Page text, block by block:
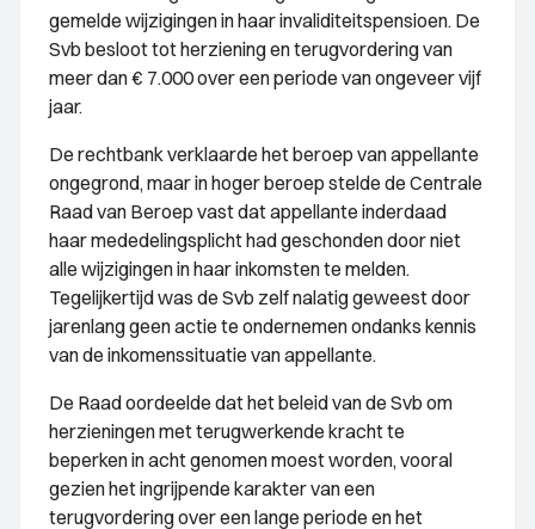
gemelde wijzigingen in haar invaliditeitspensioen. De
Svb besloot tot herziening en terugvordering van
meer dan € 7.000 over een periode van ongeveer vijf
jaar.
De rechtbank verklaarde het beroep van appellante
ongegrond, maar in hoger beroep stelde de Centrale
Raad van Beroep vast dat appellante inderdaad
haar mededelingsplicht had geschonden door niet
alle wijzigingen in haar inkomsten te melden.
Tegelijkertijd was de Svb zelf nalatig geweest door
jarenlang geen actie te ondernemen ondanks kennis
van de inkomenssituatie van appellante.
De Raad oordeelde dat het beleid van de Svb om
herzieningen met terugwerkende kracht te
beperken in acht genomen moest worden, vooral
gezien het ingrijpende karakter van een
terugvordering over een lange periode en het